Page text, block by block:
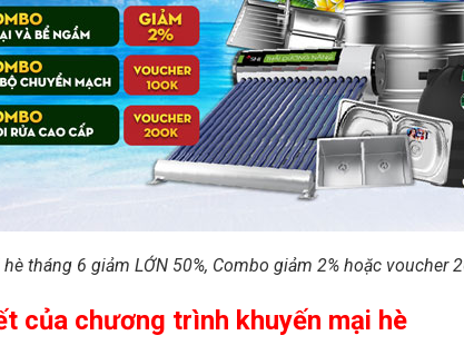
tháng 6 giảm LỚN 50%, Combo giảm 2% hoặc voucher
của chương trình khuyến mại hè